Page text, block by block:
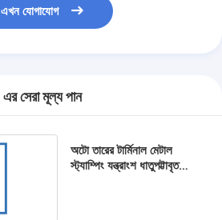
এখন যোগাযোগ
এর সেরা মূল্য পান
অটো তারের টার্মিনাল মেটাল
স্ট্যাম্পিং যন্ত্রাংশ ধাতুপট্টাবৃত